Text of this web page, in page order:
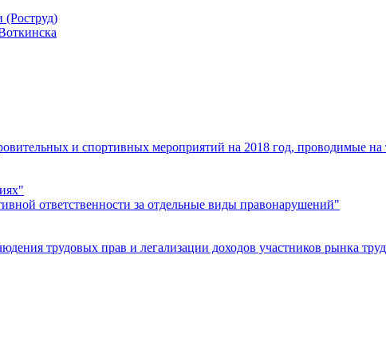
(Роструд)
и спортивных мероприятий на 2018 год, проводимые
ответственности за отдельные виды правонарушений"
трудовых прав и легализации доходов участников рынка